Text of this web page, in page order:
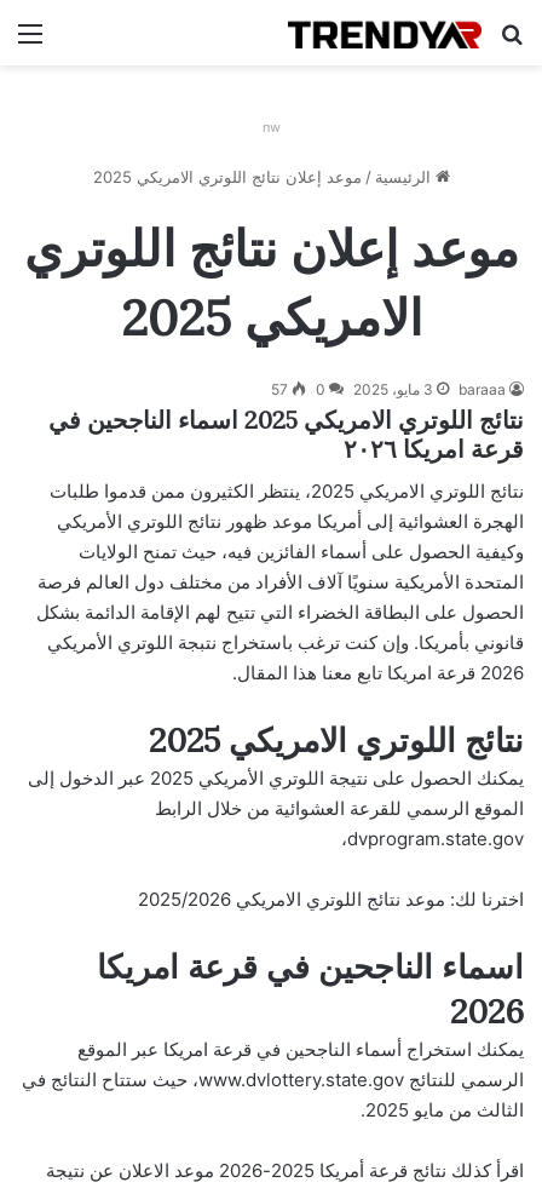
بحث عن
nw
الرئيسية / موعد إعلان نتائج اللوتري الامريكي 2025
موعد إعلان نتائج اللوتري
الامريكي 2025
baraaa 3 مايو، 2025 0
57
نتائج اللوتري الامريكي 2025 اسماء الناجحين في
قرعة امريكا ٢٠٢٦
نتائج اللوتري الامريكي 2025، ينتظر الكثيرون ممن قدموا طلبات
الهجرة العشوائية إلى أمريكا موعد ظهور نتائج اللوتري الأمريكي
وكيفية الحصول على أسماء الفائزين فيه، حيث تمنح الولايات
المتحدة الأمريكية سنويًا آلاف الأفراد من مختلف دول العالم فرصة
الحصول على البطاقة الخضراء التي تتيح لهم الإقامة الدائمة بشكل
قانوني بأمريكا. وإن كنت ترغب باستخراج نتبجة اللوتري الأمريكي
2026 قرعة امريكا تابع معنا هذا المقال.
نتائج اللوتري الامريكي 2025
يمكنك الحصول على نتيجة اللوتري الأمريكي 2025 عبر الدخول إلى
الموقع الرسمي للقرعة العشوائية من خلال الرابط
dvprogram.state.gov،
اخترنا لك: موعد نتائج اللوتري الامريكي 2025/2026
اسماء الناجحين في قرعة امريكا
2026
يمكنك استخراج أسماء الناجحين في قرعة امريكا عبر الموقع
الرسمي للنتائج www.dvlottery.state.gov، حيث ستتاح النتائج في
الثالث من مايو 2025.
اقرأ كذلك
نتائج قرعة أمريكا 2025-2026 موعد الاعلان عن نتيجة